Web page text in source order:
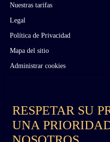
Nuestras tarifas
Legal
Política de Privacidad
Mapa del sitio
Administrar cookies
RESPETAR SU
UNA